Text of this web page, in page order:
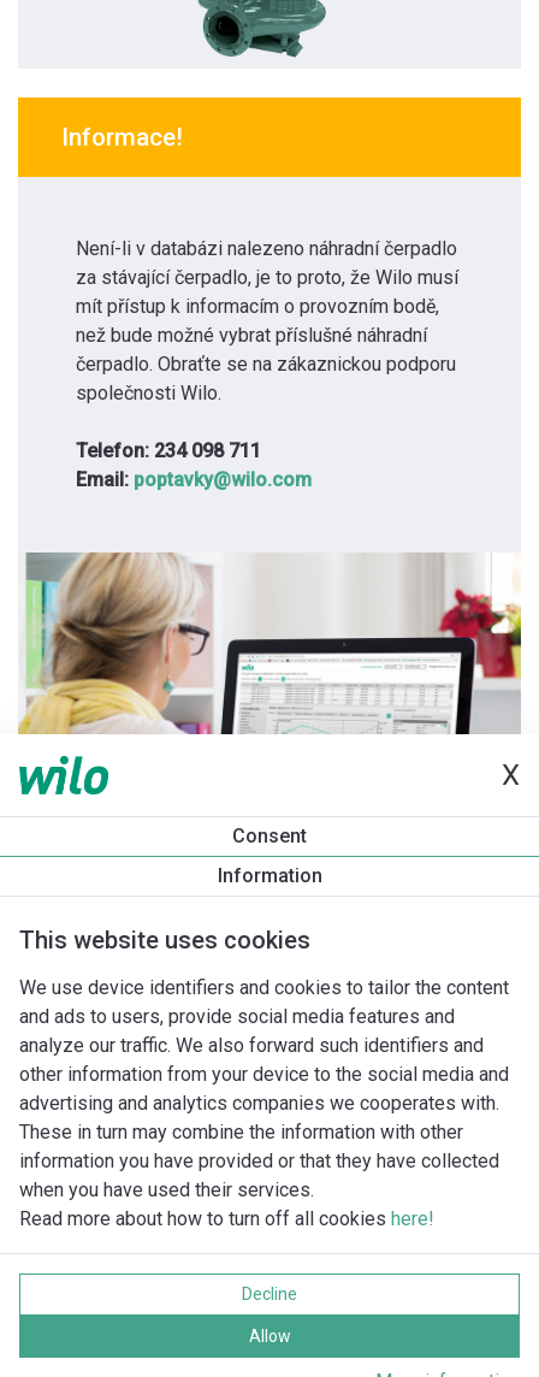
X
Consent
Information
This website uses cookies
We use device identifiers and cookies to tailor the content
and ads to users, provide social media features and
analyze our traffic. We also forward such identifiers and
other information from your device to the social media and
advertising and analytics companies we cooperates with.
These in turn may combine the information with other
information you have provided or that they have collected
when you have used their services.
Read more about how to turn off all cookies here!
Decline
Allow
Informace!
Není-li v databázi nalezeno náhradní čerpadlo
za stávající čerpadlo, je to proto, že Wilo musí
mít přístup k informacím o provozním bodě,
než bude možné vybrat příslušné náhradní
čerpadlo. Obraťte se na zákaznickou podporu
společnosti Wilo.
Telefon: 234 098 711
Email: poptavky@wilo.com
Ochrana soukromí